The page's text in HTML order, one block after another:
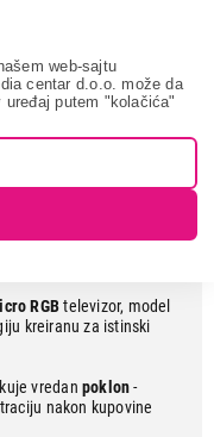
web-sajtu
centar d.o.o. može da
putem "kolačića"
RGBtelevizor, model
kreiranu za istinski
vredan poklon-
nakon kupovine